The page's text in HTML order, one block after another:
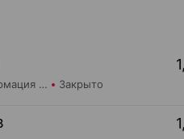
Витебское РУП Фармация Аптека №190 Закрыто